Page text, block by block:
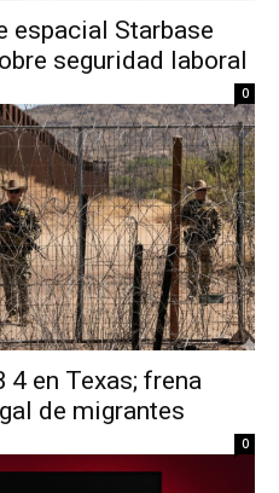
espacial Starbase
seguridad laboral
0
4 en Texas; frena
de migrantes
0